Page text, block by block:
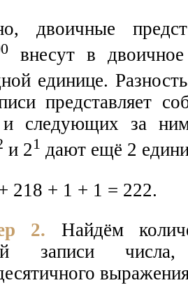
двоичные
внесут в двоичное
единице.
представляет
следующих за
и 21 дают ещё 2
218 + 1 + 1 = 222.
2. Найдём
записи числа,